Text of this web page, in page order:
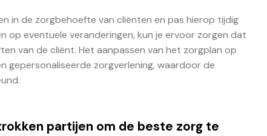
in de zorgbehoefte van cliënten en pas hierop tijdig
eventuele veranderingen, kun je ervoor zorgen dat
van de cliënt. Het aanpassen van het zorgplan op
gepersonaliseerde zorgverlening, waardoor de
partijen om de beste zorg te